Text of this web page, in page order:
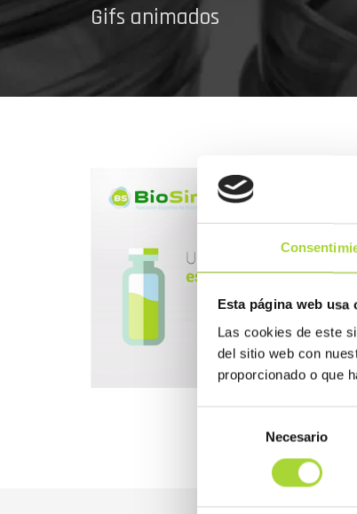
Esta página web usa
Las cookies de este
del sitio web con
proporcionado o que
consentimiento
Necesario
Gifs animados